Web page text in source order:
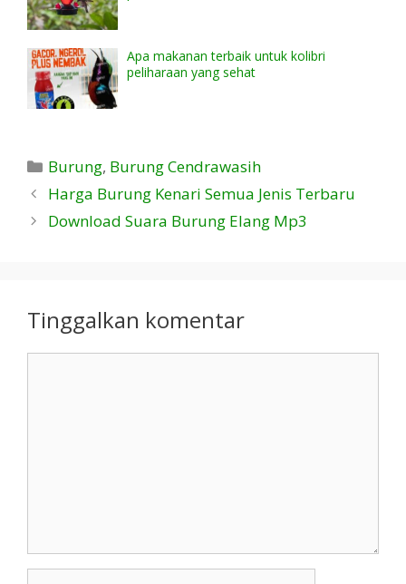
Apa makanan terbaik untuk kolibri
peliharaan yang sehat
Kategori
Burung, Burung Cendrawasih
Harga Burung Kenari Semua Jenis Terbaru
Download Suara Burung Elang Mp3
Tinggalkan komentar